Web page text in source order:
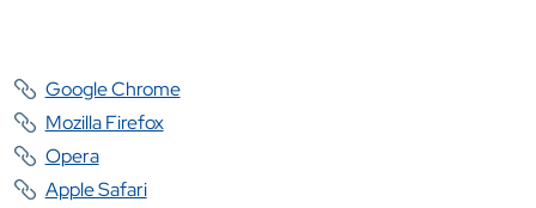
Google Chrome
Mozilla Firefox
Opera
Apple Safari